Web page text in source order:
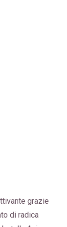
grazie
di radica